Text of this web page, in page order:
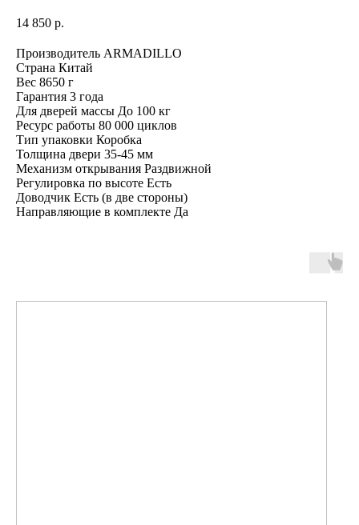
14 850 р.
Производитель ARMADILLO
Страна Китай
Вес 8650 г
Гарантия 3 года
Для дверей массы До 100 кг
Ресурс работы 80 000 циклов
Тип упаковки Коробка
Толщина двери 35-45 мм
Механизм открывания Раздвижной
Регулировка по высоте Есть
Доводчик Есть (в две стороны)
Направляющие в комплекте Да